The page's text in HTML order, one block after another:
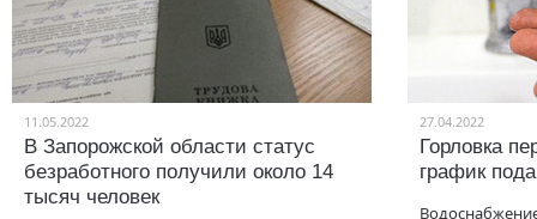
11.05.2022
В Запорожской области статус
безработного получили около 14
тысяч человек
27.04.2022
Горловка
график